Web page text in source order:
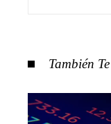
También